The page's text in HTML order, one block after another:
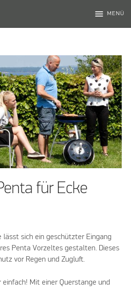
menu MENÜ
für Ecke
lässt sich ein geschützter Eingang
Penta Vorzeltes gestalten. Dieses
vor Regen und Zugluft.
Mit einer Querstange und